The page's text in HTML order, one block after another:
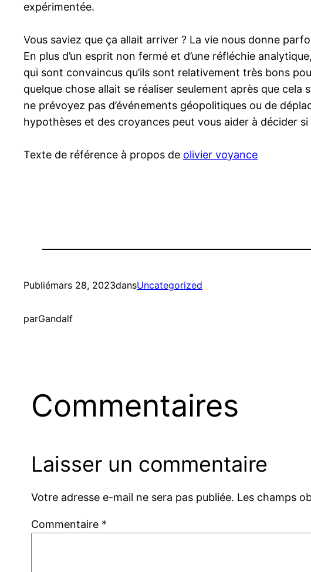
expérimentée.
Vous saviez que ça allait arriver ? La vie nous donne
En plus d’un esprit non fermé et d’une réfléchie
qui sont convaincus qu’ils sont relativement très bons
quelque chose allait se réaliser seulement après que cela
ne prévoyez pas d’événements géopolitiques ou de
hypothèses et des croyances peut vous aider à décider
Texte de référence à propos de olivier voyance
Publiémars 28, 2023dansUncategorized
parGandalf
Commentaires
Laisser un commentaire
Votre adresse e-mail ne sera pas publiée. Les champs
Commentaire *